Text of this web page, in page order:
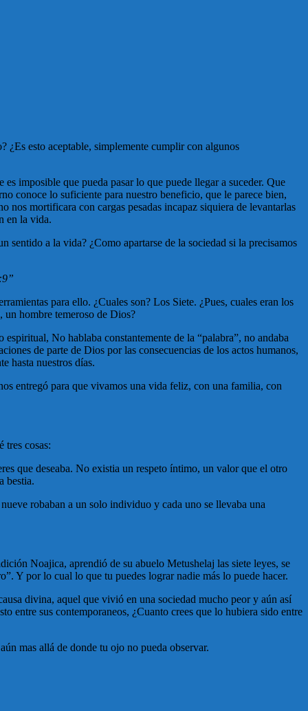
¿Es esto aceptable, simplemente cumplir con algunos
imposible que pueda pasar lo que puede llegar a suceder. Que
conoce lo suficiente para nuestro beneficio, que le parece bien,
nos mortificara con cargas pesadas incapaz siquiera de levantarlas
en la vida.
sentido a la vida? ¿Como apartarse de la sociedad si la precisamos
para ello. ¿Cuales son? Los Siete. ¿Pues, cuales eran los
un hombre temeroso de Dios?
No hablaba constantemente de la “palabra”, no andaba
de parte de Dios por las consecuencias de los actos humanos,
hasta nuestros días.
entregó para que vivamos una vida feliz, con una familia, con
tres cosas:
que deseaba. No existia un respeto íntimo, un valor que el otro
bestia.
robaban a un solo individuo y cada uno se llevaba una
Noajica, aprendió de su abuelo Metushelaj las siete leyes, se
Y por lo cual lo que tu puedes lograr nadie más lo puede hacer.
divina, aquel que vivió en una sociedad mucho peor y aún así
entre sus contemporaneos, ¿Cuanto crees que lo hubiera sido entre
mas allá de donde tu ojo no pueda observar.